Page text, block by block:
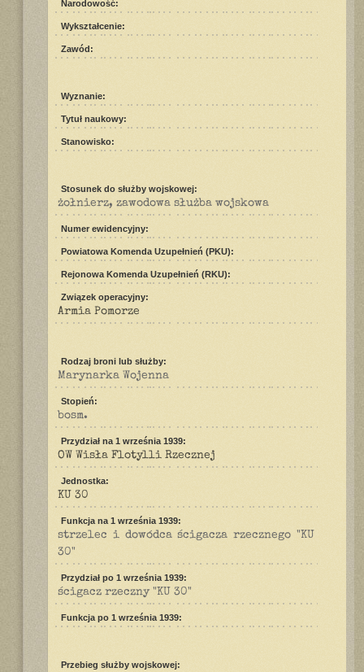
Narodowość:
Wykształcenie:
Zawód:
Wyznanie:
Tytuł naukowy:
Stanowisko:
Stosunek do służby wojskowej:
żołnierz, zawodowa służba wojskowa
Numer ewidencyjny:
Powiatowa Komenda Uzupełnień (PKU):
Rejonowa Komenda Uzupełnień (RKU):
Związek operacyjny:
Armia Pomorze
Rodzaj broni lub służby:
Marynarka Wojenna
Stopień:
bosm.
Przydział na 1 września 1939:
OW Wisła Flotylli Rzecznej
Jednostka:
KU 30
Funkcja na 1 września 1939:
strzelec i dowódca ścigacza rzecznego "KU
30"
Przydział po 1 września 1939:
ścigacz rzeczny "KU 30"
Funkcja po 1 września 1939:
Przebieg służby wojskowej: